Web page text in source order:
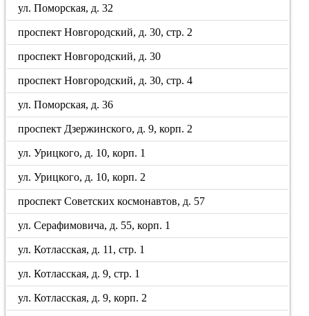
ул. Поморская, д. 32
проспект Новгородский, д. 30, стр. 2
проспект Новгородский, д. 30
проспект Новгородский, д. 30, стр. 4
ул. Поморская, д. 36
проспект Дзержинского, д. 9, корп. 2
ул. Урицкого, д. 10, корп. 1
ул. Урицкого, д. 10, корп. 2
проспект Советских космонавтов, д. 57
ул. Серафимовича, д. 55, корп. 1
ул. Котласская, д. 11, стр. 1
ул. Котласская, д. 9, стр. 1
ул. Котласская, д. 9, корп. 2